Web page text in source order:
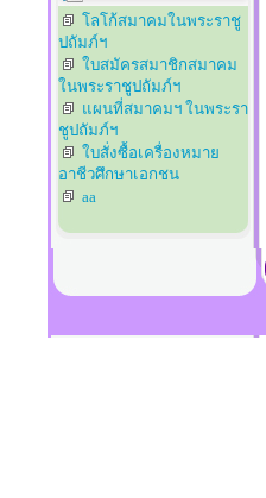
โลโก้สมาคมในพระราชู
ปถัมภ์ฯ
ใบสมัครสมาชิกสมาคม
ในพระราชูปถัมภ์ฯ
แผนที่สมาคมฯ ในพระรา
ชูปถัมภ์ฯ
ใบสั่งซื้อเครื่องหมาย
อาชีวศึกษาเอกชน
aa